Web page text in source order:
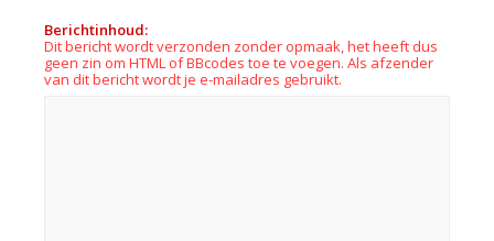
Berichtinhoud:
Dit bericht wordt verzonden zonder opmaak, het heeft dus
geen zin om HTML of BBcodes toe te voegen. Als afzender
van dit bericht wordt je e-mailadres gebruikt.